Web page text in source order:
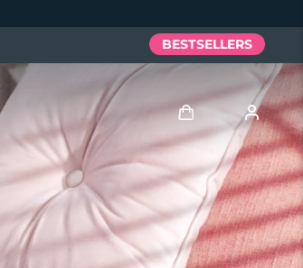
BESTSELLERS
Anmelden
Benutzerkonto
Meine Geräte